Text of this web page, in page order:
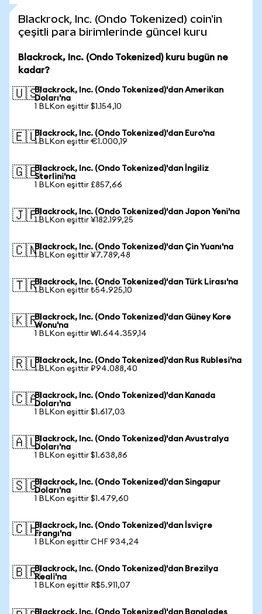
Blackrock, Inc. (Ondo Tokenized) coin'in
çeşitli para birimlerinde güncel kuru
Blackrock, Inc. (Ondo Tokenized) kuru bugün ne
kadar?
🇺🇸Blackrock, Inc. (Ondo Tokenized)'dan Amerikan
Doları'na
1 BLKon eşittir $1.154,10
🇪🇺Blackrock, Inc. (Ondo Tokenized)'dan Euro'na
1 BLKon eşittir €1.000,19
🇬🇧Blackrock, Inc. (Ondo Tokenized)'dan İngiliz
Sterlini'na
1 BLKon eşittir £857,66
🇯🇵Blackrock, Inc. (Ondo Tokenized)'dan Japon Yeni'na
1 BLKon eşittir ¥182.199,25
🇨🇳Blackrock, Inc. (Ondo Tokenized)'dan Çin Yuanı'na
1 BLKon eşittir ¥7.789,48
🇹🇷Blackrock, Inc. (Ondo Tokenized)'dan Türk Lirası'na
1 BLKon eşittir ₺54.925,10
🇰🇷Blackrock, Inc. (Ondo Tokenized)'dan Güney Kore
Wonu'na
1 BLKon eşittir ₩1.644.359,14
🇷🇺Blackrock, Inc. (Ondo Tokenized)'dan Rus Rublesi'na
1 BLKon eşittir ₽94.088,40
🇨🇦Blackrock, Inc. (Ondo Tokenized)'dan Kanada
Doları'na
1 BLKon eşittir $1.617,03
🇦🇺Blackrock, Inc. (Ondo Tokenized)'dan Avustralya
Doları'na
1 BLKon eşittir $1.638,86
🇸🇬Blackrock, Inc. (Ondo Tokenized)'dan Singapur
Doları'na
1 BLKon eşittir $1.479,60
🇨🇭Blackrock, Inc. (Ondo Tokenized)'dan İsviçre
Frangı'na
1 BLKon eşittir CHF 934,24
🇧🇷Blackrock, Inc. (Ondo Tokenized)'dan Brezilya
Reali'na
1 BLKon eşittir R$5.911,07
Blackrock, Inc. (Ondo Tokenized)'dan Bangladeş